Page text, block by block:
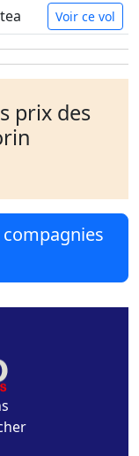
Voir ce vol
prix des